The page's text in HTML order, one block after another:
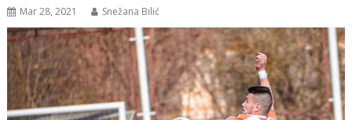
Mar 28, 2021 Snežana Bilić